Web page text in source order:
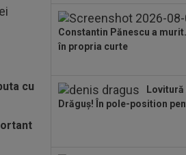
cu
decis
00:19
Jovo Lukic e în fața
00:18 EXCLUSIV
Ilie
pus ”la zid” pe Becali, după
Constantin Pănescu a
în propria curte
Drăguș! În pole-position